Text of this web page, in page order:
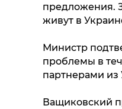
предложения.
живут в
Министр
проблемы в
партнерами из
Ващиковский